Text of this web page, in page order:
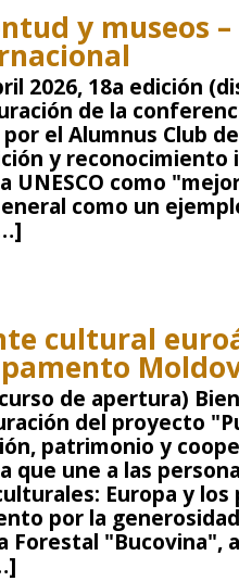
y museos
2026, 18a edición
de la
el Alumnus Club
y reconocimiento
UNESCO como
como un
cultural
de apertura)
del proyecto
patrimonio y
que une a las
Europa y los
por la
Forestal "Bucovina",